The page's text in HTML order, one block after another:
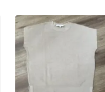
バーニット